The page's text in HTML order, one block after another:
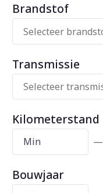
Brandstof
Transmissie
Kilometerstand
—
Bouwjaar